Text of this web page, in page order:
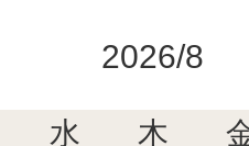
2026/8
水 木